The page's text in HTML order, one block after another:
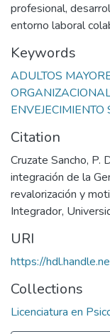
profesional,
entorno laboral
Keywords
ADULTOS
Citation
Cruzate Sancho, P.
integración de la
revalorización y
Integrador,
URI
https://
Collections
Licenciatura en